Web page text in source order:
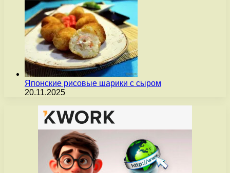
Японские рисовые шарики с сыром
20.11.2025